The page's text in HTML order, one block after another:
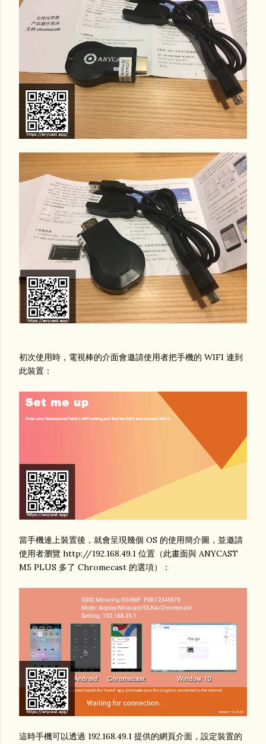
初次使用時，電視棒的介面會邀請使用者把手機的 WIFI 連到
此裝置：
當手機連上裝置後，就會呈現幾個 OS 的使用簡介圖，並邀請
使用者瀏覽 http://192.168.49.1 位置（此畫面與 ANYCAST
M5 PLUS 多了 Chromecast 的選項）：
這時手機可以透過 192.168.49.1 提供的網頁介面，設定裝置的